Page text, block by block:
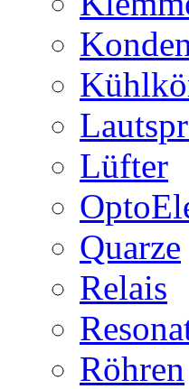
Lüfter
Quarze
Relais
Röhren